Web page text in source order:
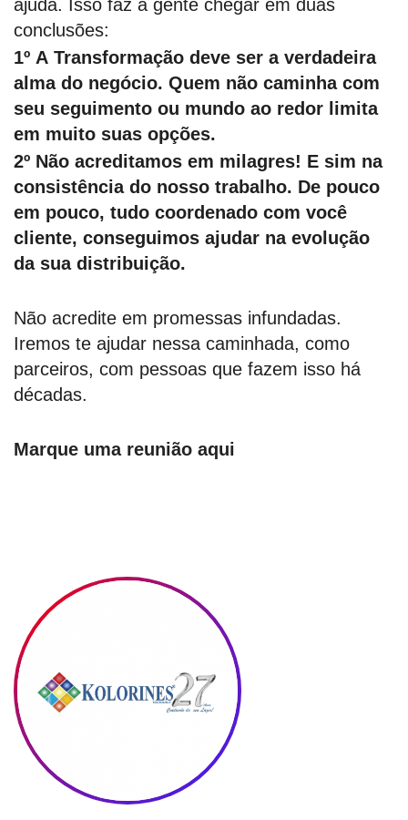
ajuda. Isso faz a gente chegar em duas
conclusões:
1º A Transformação deve ser a verdadeira
alma do negócio. Quem não caminha com
seu seguimento ou mundo ao redor limita
em muito suas opções.
2º Não acreditamos em milagres! E sim na
consistência do nosso trabalho. De pouco
em pouco, tudo coordenado com você
cliente, conseguimos ajudar na evolução
da sua distribuição.
Não acredite em promessas infundadas.
Iremos te ajudar nessa caminhada, como
parceiros, com pessoas que fazem isso há
décadas.
Marque uma reunião aqui